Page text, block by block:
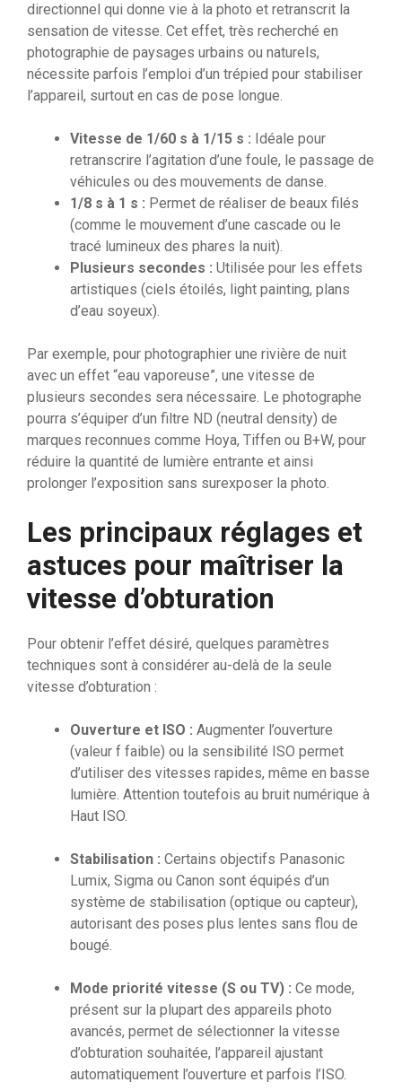
directionnel qui donne vie à la photo et retranscrit la
sensation de vitesse. Cet effet, très recherché en
photographie de paysages urbains ou naturels,
nécessite parfois l’emploi d’un trépied pour stabiliser
l’appareil, surtout en cas de pose longue.
Vitesse de 1/60 s à 1/15 s : Idéale pour
retranscrire l’agitation d’une foule, le passage de
véhicules ou des mouvements de danse.
1/8 s à 1 s : Permet de réaliser de beaux filés
(comme le mouvement d’une cascade ou le
tracé lumineux des phares la nuit).
Plusieurs secondes : Utilisée pour les effets
artistiques (ciels étoilés, light painting, plans
d’eau soyeux).
Par exemple, pour photographier une rivière de nuit
avec un effet “eau vaporeuse”, une vitesse de
plusieurs secondes sera nécessaire. Le photographe
pourra s’équiper d’un filtre ND (neutral density) de
marques reconnues comme Hoya, Tiffen ou B+W, pour
réduire la quantité de lumière entrante et ainsi
prolonger l’exposition sans surexposer la photo.
Les principaux réglages et
astuces pour maîtriser la
vitesse d’obturation
Pour obtenir l’effet désiré, quelques paramètres
techniques sont à considérer au-delà de la seule
vitesse d’obturation :
Ouverture et ISO : Augmenter l’ouverture
(valeur f faible) ou la sensibilité ISO permet
d’utiliser des vitesses rapides, même en basse
lumière. Attention toutefois au bruit numérique à
Haut ISO.
Stabilisation : Certains objectifs Panasonic
Lumix, Sigma ou Canon sont équipés d’un
système de stabilisation (optique ou capteur),
autorisant des poses plus lentes sans flou de
bougé.
Mode priorité vitesse (S ou TV) : Ce mode,
présent sur la plupart des appareils photo
avancés, permet de sélectionner la vitesse
d’obturation souhaitée, l’appareil ajustant
automatiquement l’ouverture et parfois l’ISO.